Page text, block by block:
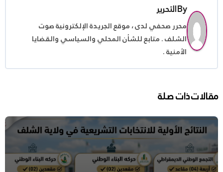
Byالتحرير
محرر صحفي لدى ، موقع الجريدة الإلكترونية صوت
الشلف . متابع للشأن المحلي والسياسي والقضايا
الأمنية .
مقالات ذات صلة